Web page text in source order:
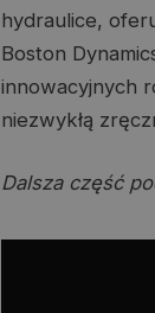
hydraulice,
Boston
innowacyjnych
niezwykłą
Dalsza część